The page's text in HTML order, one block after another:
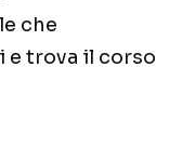
che
e trova il corso